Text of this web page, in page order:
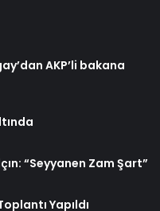
AKP’li bakana
“Seyyanen Zam Şart”
Yapıldı